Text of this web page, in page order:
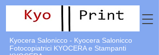
Kyocera Salonicco - Kyocera Salonicco
Fotocopiatrici KYOCERA e Stampanti